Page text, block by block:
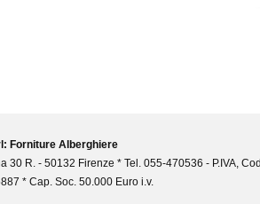
Forniture Alberghiere
30 R. - 50132 Firenze * Tel. 055-470536 - P.IVA,
* Cap. Soc. 50.000 Euro i.v.